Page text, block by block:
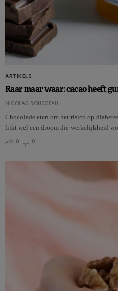
ARTIKELS
Raar maar waar: cacao heeft
NICOLAS ROUSSEAU
Chocolade eten om het risico op
lijkt wel een droom die werkelijkheid
0
0